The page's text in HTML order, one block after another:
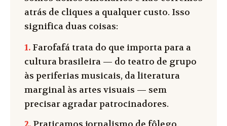
atrás de cliques a qualquer custo. Isso
significa duas coisas:
1. Farofafá trata do que importa para a
cultura brasileira — do teatro de grupo
às periferias musicais, da literatura
marginal às artes visuais — sem
precisar agradar patrocinadores.